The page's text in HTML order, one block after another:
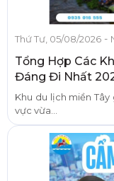
Thứ Tư, 05/08/2026 -
Tổng Hợp Các
Đáng Đi Nhất
Khu du lịch miền
vực vừa...